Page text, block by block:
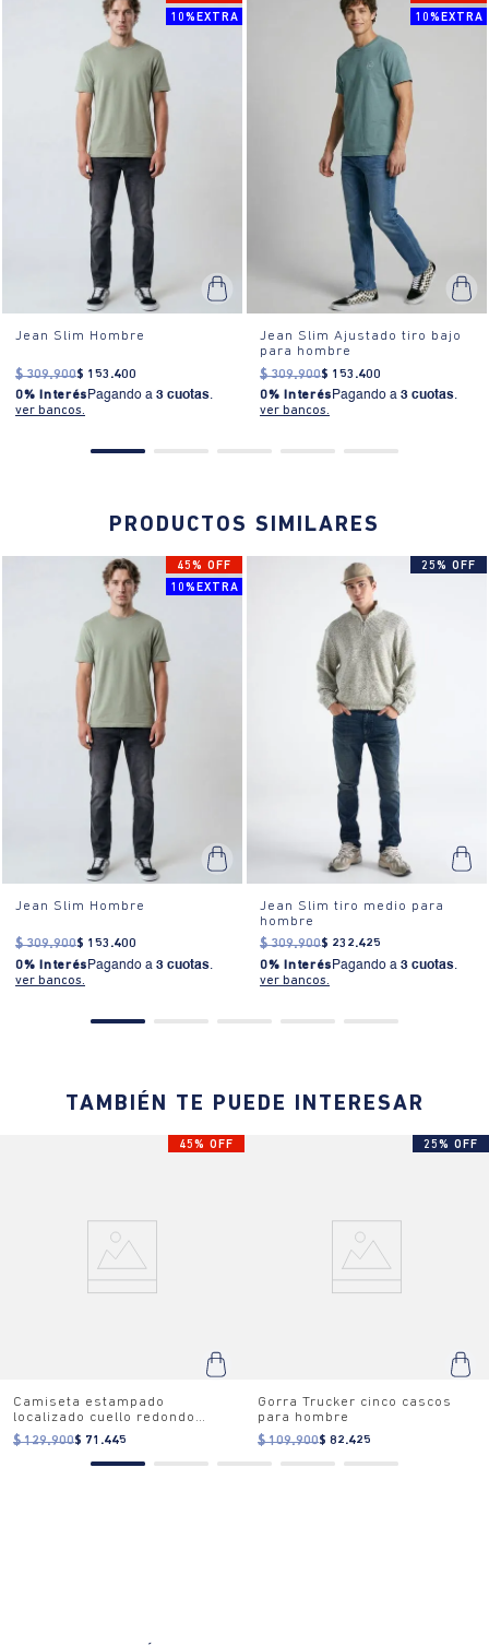
¿Cómo se usa?:Ideal para eventos casuales o salidas con amigos,
este jean se adapta a cualquier ocasión donde se requiera un look
relajado pero bien presentado.
10%EXTRA
Jean Slim Hombre
$ 309.900$ 153 .400
0% Interés Pagando a 3 cuotas.
ver bancos.
10%EXTRA
Jean Slim Ajustado tiro bajo
para hombre
$ 309.900$ 153 .400
0% Interés Pagando a 3 cuotas.
ver bancos.
PRODUCTOS SIMILARES
45% OFF
10%EXTRA
Jean Slim Hombre
$ 309.900$ 153 .400
0% Interés Pagando a 3 cuotas.
ver bancos.
25% OFF
Jean Slim tiro medio para
hombre
$ 309.900$ 232.425
0% Interés Pagando a 3 cuotas.
ver bancos.
TAMBIÉN TE PUEDE INTERESAR
45% OFF
Camiseta estampado
localizado cuello redondo
para mujer
$ 129.900$ 71.445
25% OFF
Gorra Trucker cinco cascos
para hombre
$ 109.900$ 82.425